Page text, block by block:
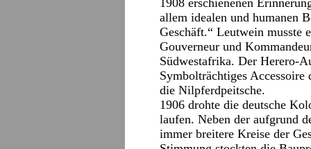
1908 erschienenen
allem idealen und humanen
Geschäft.“ Leutwein musste
Gouverneur und
Südwestafrika. Der Herero-
Symbolträchtiges
die Nilpferdpeitsche.
1906 drohte die deutsche
laufen. Neben der aufgrund
immer breitere Kreise der